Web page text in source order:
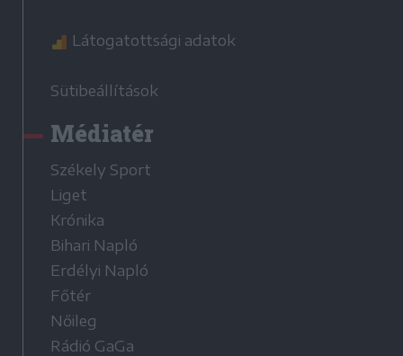
Látogatottsági adatok
Sütibeállítások
Médiatér
Székely Sport
Liget
Krónika
Bihari Napló
Erdélyi Napló
Főtér
Nőileg
Rádió GaGa